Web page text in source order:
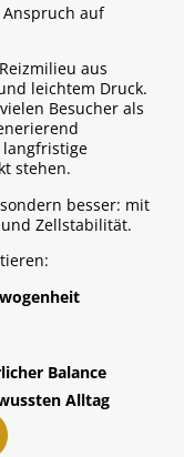
auf
aus
leichtem Druck.
Besucher als
langfristige
stehen.
besser: mit
Zellstabilität.
Balance
Alltag